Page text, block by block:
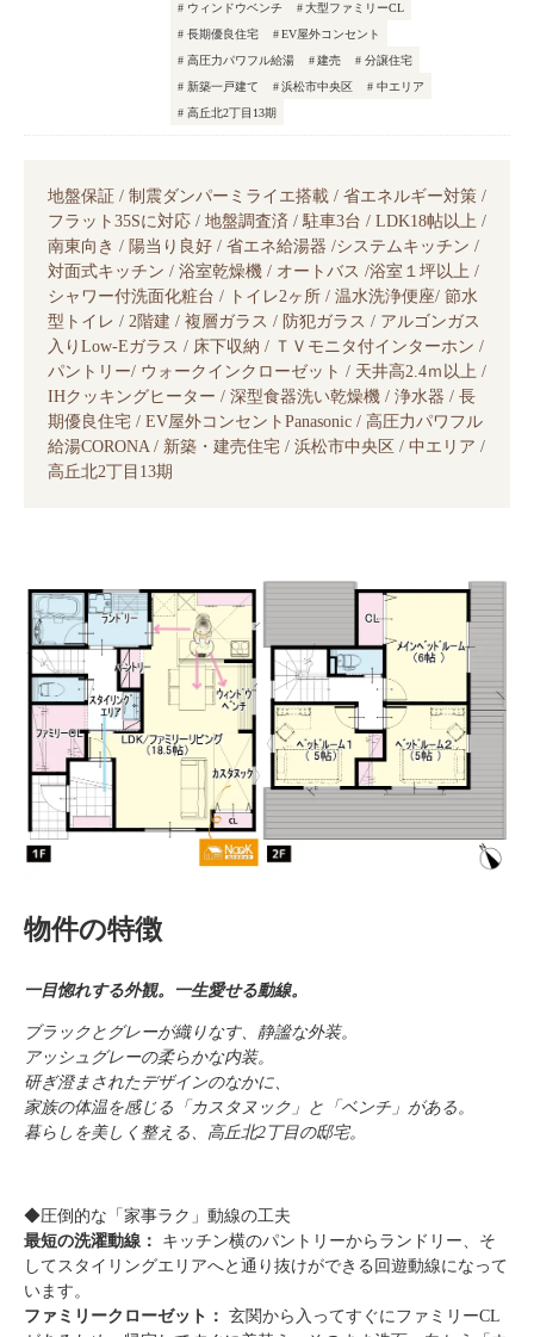
ウィンドウベンチ
大型ファミリーCL
長期優良住宅
EV屋外コンセント
高圧力パワフル給湯
建売
分譲住宅
新築一戸建て
浜松市中央区
中エリア
高丘北2丁目13期
地盤保証 / 制震ダンパーミライエ搭載 / 省エネルギー対策 /
フラット35Sに対応 / 地盤調査済 / 駐車3台 / LDK18帖以上 /
南東向き / 陽当り良好 / 省エネ給湯器 /システムキッチン /
対面式キッチン / 浴室乾燥機 / オートバス /浴室１坪以上 /
シャワー付洗面化粧台 / トイレ2ヶ所 / 温水洗浄便座/ 節水
型トイレ / 2階建 / 複層ガラス / 防犯ガラス / アルゴンガス
入りLow-Eガラス / 床下収納 / ＴＶモニタ付インターホン /
パントリー/ ウォークインクローゼット / 天井高2.4ｍ以上 /
IHクッキングヒーター / 深型食器洗い乾燥機 / 浄水器 / 長
期優良住宅 / EV屋外コンセントPanasonic / 高圧力パワフル
給湯CORONA / 新築・建売住宅 / 浜松市中央区 / 中エリア /
高丘北2丁目13期
物件の特徴
一目惚れする外観。一生愛せる動線。
ブラックとグレーが織りなす、静謐な外装。
アッシュグレーの柔らかな内装。
研ぎ澄まされたデザインのなかに、
家族の体温を感じる「カスタヌック」と「ベンチ」がある。
暮らしを美しく整える、高丘北2丁目の邸宅。
◆圧倒的な「家事ラク」動線の工夫
最短の洗濯動線：
キッチン横のパントリーからランドリー、そ
してスタイリングエリアへと通り抜けができる回遊動線になって
います。
ファミリークローゼット： 玄関から入ってすぐにファミリーCL